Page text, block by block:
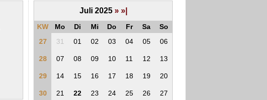
Juli 2025 » »|
KW Mo Di Mi Do Fr Sa
So
27
31 01 02 03 04 05 06
28 07 08 09 10 11 12 13
29 14 15 16 17 18 19 20
30 21 22 23 24 25 26 27